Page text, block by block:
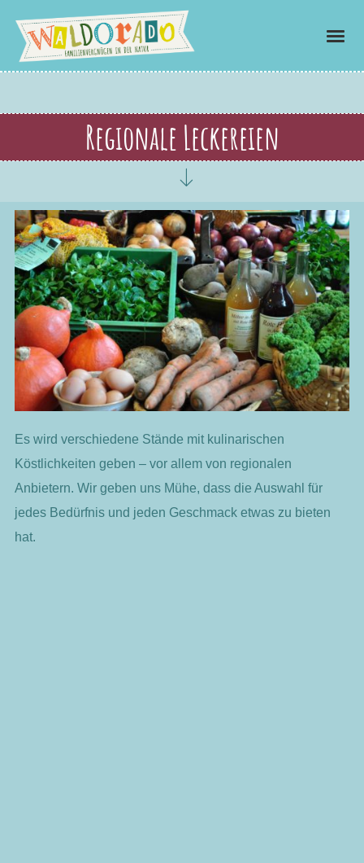
Regionale Leckereien
Es wird verschiedene Stände mit kulinarischen
Köstlichkeiten geben – vor allem von regionalen
Anbietern. Wir geben uns Mühe, dass die Auswahl für
jedes Bedürfnis und jeden Geschmack etwas zu bieten
hat.